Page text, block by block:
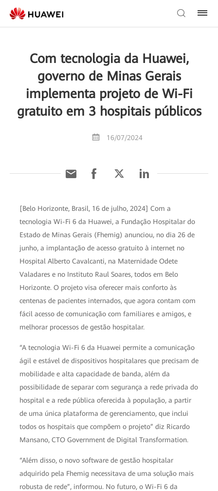
Com tecnologia da Huawei,
governo de Minas Gerais
implementa projeto de Wi-Fi
gratuito em 3 hospitais públicos
16/07/2024
[Belo Horizonte, Brasil, 16 de julho, 2024] Com a
tecnologia Wi-Fi 6 da Huawei, a Fundação Hospitalar do
Estado de Minas Gerais (Fhemig) anunciou, no dia 26 de
junho, a implantação de acesso gratuito à internet no
Hospital Alberto Cavalcanti, na Maternidade Odete
Valadares e no Instituto Raul Soares, todos em Belo
Horizonte. O projeto visa oferecer mais conforto às
centenas de pacientes internados, que agora contam com
fácil acesso de comunicação com familiares e amigos, e
melhorar processos de gestão hospitalar.
“A tecnologia Wi-Fi 6 da Huawei permite a comunicação
ágil e estável de dispositivos hospitalares que precisam de
mobilidade e alta capacidade de banda, além da
possibilidade de separar com segurança a rede privada do
hospital e a rede pública oferecida à população, a partir
de uma única plataforma de gerenciamento, que inclui
todos os hospitais que compõem o projeto” diz Ricardo
Mansano, CTO Government de Digital Transformation.
“Além disso, o novo software de gestão hospitalar
adquirido pela Fhemig necessitava de uma solução mais
robusta de rede”, informou. No futuro, o Wi-Fi 6 da